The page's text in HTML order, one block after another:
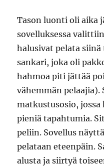
Tason luonti oli aika
sovelluksessa
halusivat pelata siinä
sankari, joka oli
hahmoa piti jättää
vähemmän
matkustusosio,
pieniä tapahtumia.
peliin. Sovellus
pelataan eteenpäin.
alusta ja siirtyä